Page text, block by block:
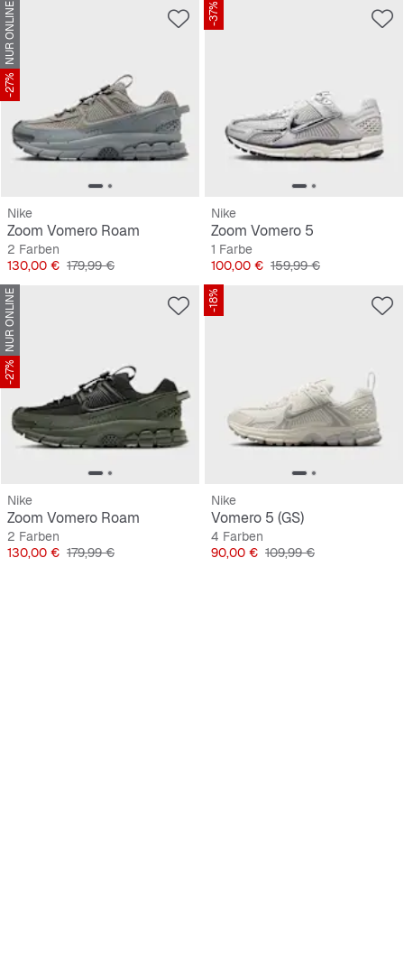
NUR ONLINE
-27%
Nike
Zoom Vomero Roam
2 Farben
Preis
130,00 € Originalpreis
179,99 €
-37%
Nike
Zoom Vomero 5
1 Farbe
Preis
100,00 € Originalpreis
159,99 €
NUR ONLINE
-27%
Nike
Zoom Vomero Roam
2 Farben
Preis
130,00 € Originalpreis
179,99 €
-18%
Nike
Vomero 5 (GS)
4 Farben
Preis
90,00 € Originalpreis
109,99 €